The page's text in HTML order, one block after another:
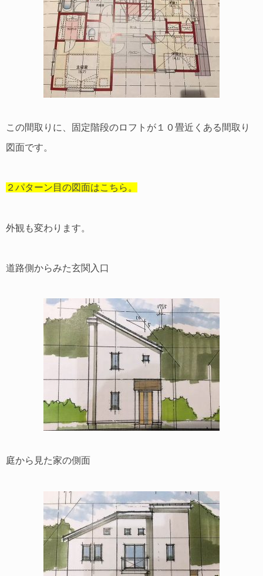
この間取りに、固定階段のロフトが１０畳近くある間取り
図面です。
２パターン目の図面はこちら。
外観も変わります。
道路側からみた玄関入口
庭から見た家の側面